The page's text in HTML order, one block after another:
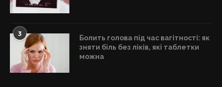
3
Болить голова під час вагітності: як
зняти біль без ліків, які таблетки
можна